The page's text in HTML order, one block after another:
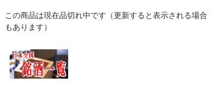
この商品は現在品切れ中です（更新すると表示される場合
もあります）